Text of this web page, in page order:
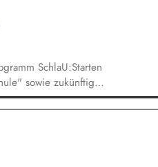
SchlaU:Starten
sowie zukünftig
Grundschule bis in die
Projekten dazu
pädagogische
wie offline.